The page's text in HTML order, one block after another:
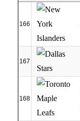
166
167
168